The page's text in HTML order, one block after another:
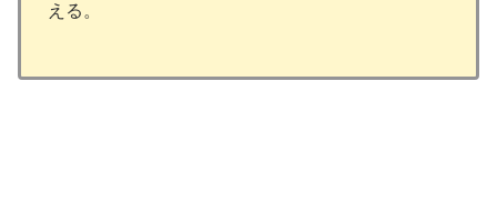
える。